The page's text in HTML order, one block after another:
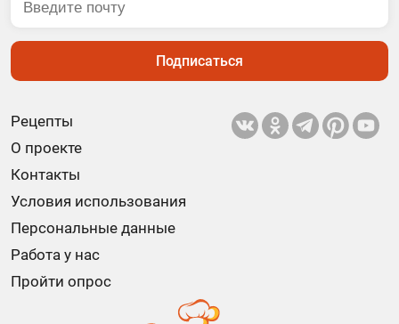
Рецепты
О проекте
Контакты
Условия использования
Персональные данные
Работа у нас
Пройти опрос
Подписаться